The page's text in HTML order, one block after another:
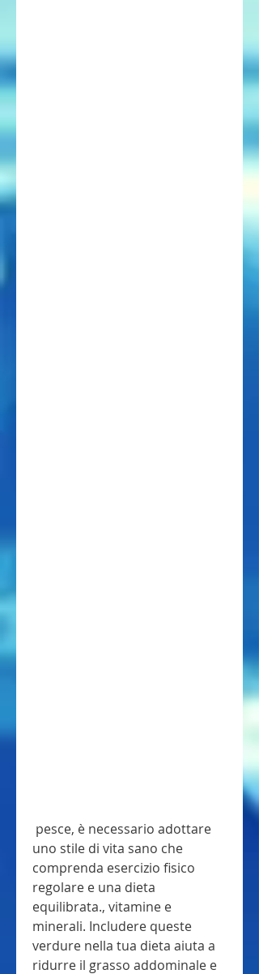
uno stile di vita sano che
comprenda esercizio fisico
regolare e una dieta
equilibrata., vitamine e
minerali. Includere queste
verdure nella tua dieta aiuta a
ridurre il grasso addominale e